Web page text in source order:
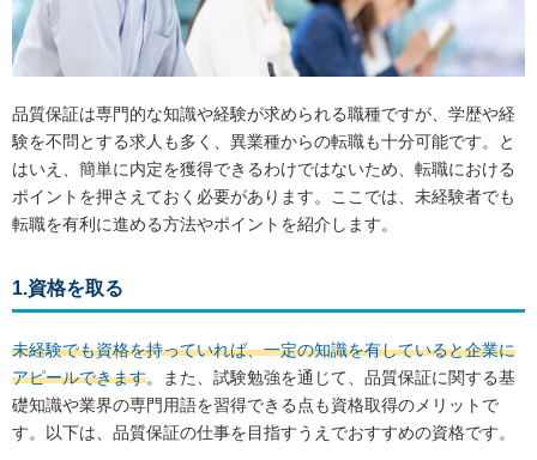
品質保証は専門的な知識や経験が求められる職種ですが、学歴や経
験を不問とする求人も多く、異業種からの転職も十分可能です。と
はいえ、簡単に内定を獲得できるわけではないため、転職における
ポイントを押さえておく必要があります。ここでは、未経験者でも
転職を有利に進める方法やポイントを紹介します。
1.資格を取る
未経験でも資格を持っていれば、一定の知識を有していると企業に
アピールできます。また、試験勉強を通じて、品質保証に関する基
礎知識や業界の専門用語を習得できる点も資格取得のメリットで
す。以下は、品質保証の仕事を目指すうえでおすすめの資格です。